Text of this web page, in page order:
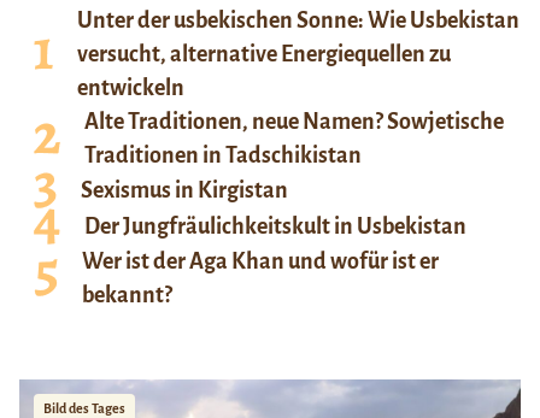
Unter der usbekischen Sonne: Wie Usbekistan
versucht, alternative Energiequellen zu
entwickeln
Alte Traditionen, neue Namen? Sowjetische
Traditionen in Tadschikistan
Sexismus in Kirgistan
Der Jungfräulichkeitskult in Usbekistan
Wer ist der Aga Khan und wofür ist er
bekannt?
Bild des Tages